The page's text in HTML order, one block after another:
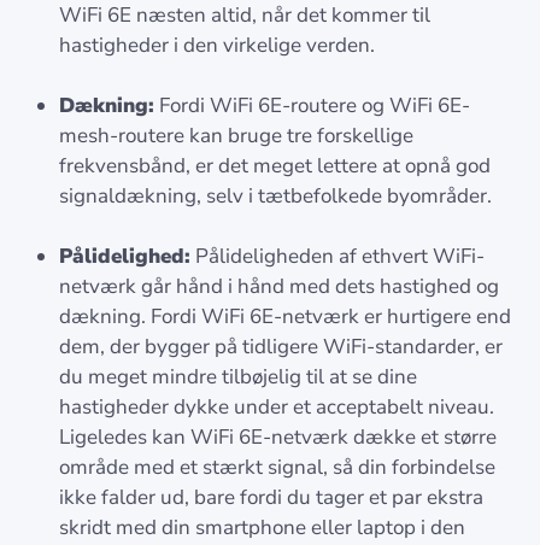
WiFi 6E næsten altid, når det kommer til
hastigheder i den virkelige verden.
Dækning: Fordi WiFi 6E-routere og WiFi 6E-
mesh-routere kan bruge tre forskellige
frekvensbånd, er det meget lettere at opnå god
signaldækning, selv i tætbefolkede byområder.
Pålidelighed: Pålideligheden af ethvert WiFi-
netværk går hånd i hånd med dets hastighed og
dækning. Fordi WiFi 6E-netværk er hurtigere end
dem, der bygger på tidligere WiFi-standarder, er
du meget mindre tilbøjelig til at se dine
hastigheder dykke under et acceptabelt niveau.
Ligeledes kan WiFi 6E-netværk dække et større
område med et stærkt signal, så din forbindelse
ikke falder ud, bare fordi du tager et par ekstra
skridt med din smartphone eller laptop i den